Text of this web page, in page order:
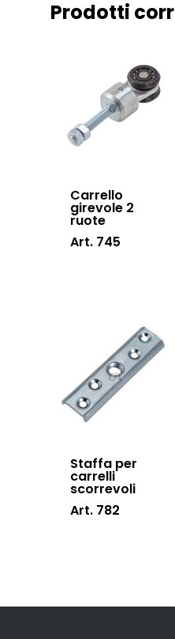
Prodotti
Carrello
girevole 2
ruote
Art. 745
Staffa per
carrelli
scorrevoli
Art. 782